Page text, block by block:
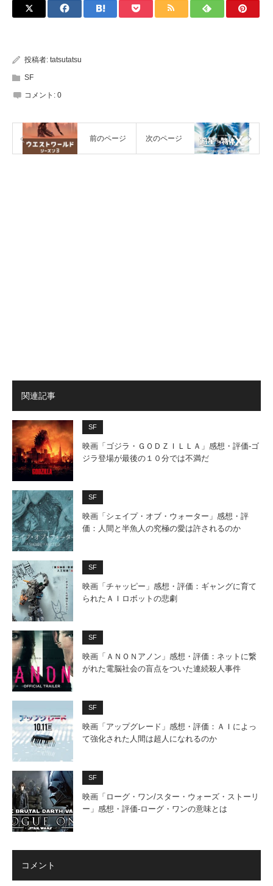
投稿者: tatsutatsu
SF
コメント: 0
前のページ 次のページ
関連記事
SF
映画「ゴジラ・ＧＯＤＺＩＬＬＡ」感想・評価‐ゴ
ジラ登場が最後の１０分では不満だ
SF
映画「シェイプ・オブ・ウォーター」感想・評
価：人間と半魚人の究極の愛は許されるのか
SF
映画「チャッピー」感想・評価：ギャングに育て
られたＡＩロボットの悲劇
SF
映画「ＡＮＯＮアノン」感想・評価：ネットに繋
がれた電脳社会の盲点をついた連続殺人事件
SF
映画「アップグレード」感想・評価：ＡＩによっ
て強化された人間は超人になれるのか
SF
映画「ローグ・ワン/スター・ウォーズ・ストーリ
ー」感想・評価‐ローグ・ワンの意味とは
コメント